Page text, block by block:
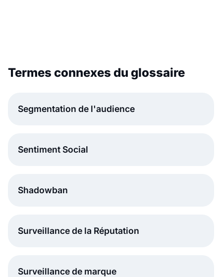
Termes connexes du glossaire
Segmentation de l'audience
Sentiment Social
Shadowban
Surveillance de la Réputation
Surveillance de marque